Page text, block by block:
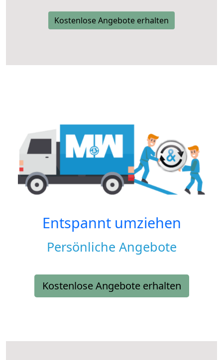
Kostenlose Angebote erhalten
Entspannt umziehen
Persönliche Angebote
Kostenlose Angebote erhalten